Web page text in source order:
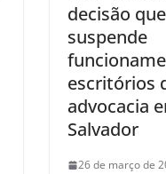
decisão que
suspende
escritórios
advocacia
Salvador
26 de março de